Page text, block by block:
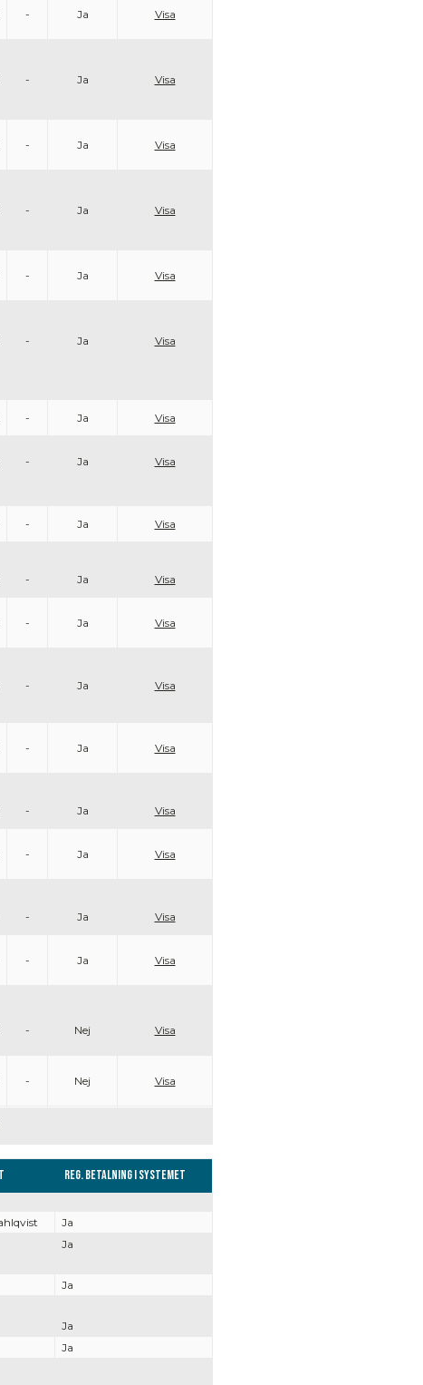
- Ja Visa
- Ja Visa
- Ja Visa
- Ja Visa
- Ja Visa
- Ja Visa
- Ja Visa
- Ja Visa
- Ja Visa
- Ja Visa
- Ja Visa
- Ja Visa
- Ja Visa
- Ja Visa
- Ja Visa
- Ja Visa
- Ja Visa
- Nej Visa
- Nej Visa
Reg. Betalning i systemet
Ja
Ja
Ja
Ja
Ja